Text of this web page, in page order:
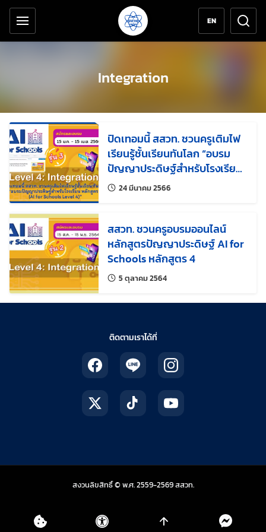
ข้ามไปยังเนื้อหาหลัก
เครื่องมือช่วยเหลือ
EN
Integration
ปิดเทอมนี้ สสวท. ชวนครูเติมไฟ
เรียนรู้ชั้นเรียนทันโลก “อบรม
ปัญญาประดิษฐ์สำหรับโรงเรียน
หลักสูตร 4 (AI for Schools
24 มีนาคม 2566แก้ไขล่าสุดเมื่อ:
สสวท. ชวนครูอบรมออนไลน์
หลักสูตรปัญญาประดิษฐ์ AI for
Schools หลักสูตร 4
5 ตุลาคม 2564แก้ไขล่าสุดเมื่อ:
ติดตามเราได้ที่
สงวนลิขสิทธิ์ © พ.ศ. 2559-2569สสวท.สถาบันส่งเสริมการสอ